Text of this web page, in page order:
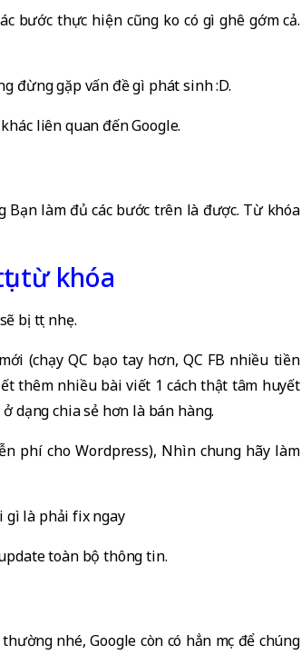
bước thực hiện cũng ko có gì ghê gớm cả.
đừng gặp vấn đề gì phát sinh :D.
liên quan đến Google.
làm đủ các bước trên là được. Từ khóa
từ khóa
bị tụt nhẹ.
(chạy QC bạo tay hơn, QC FB nhiều tiền
thêm nhiều bài viết 1 cách thật tâm huyết
dạng chia sẻ hơn là bán hàng.
phí cho Wordpress), Nhìn chung hãy làm
gì là phải fix ngay
toàn bộ thông tin.
nhé, Google còn có hẳn mục để chúng